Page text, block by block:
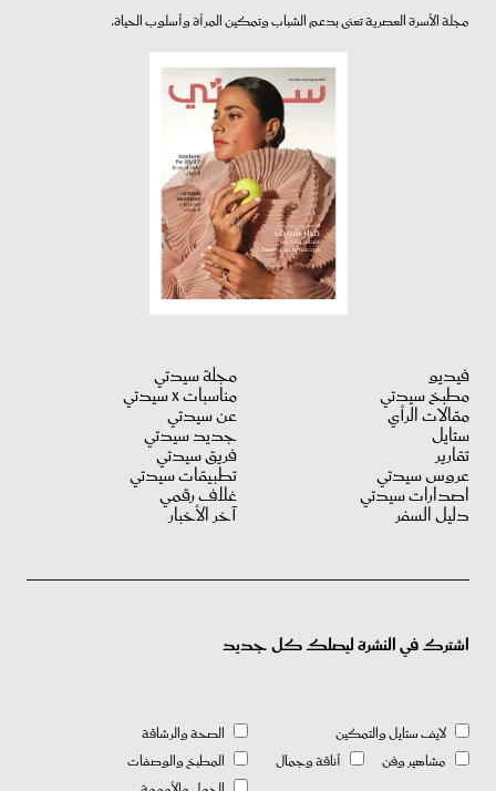
مجلة الأسرة العصرية تعنى بدعم الشباب وتمكين المرأة وأسلوب الحياة.
فيديو
مطبخ سيدتي
مقالات الرأي
ستايل
تقارير
عروس سيدتي
اصدارات سيدتي
دليل السفر
مجلة سيدتي
مناسبات X سيدتي
عن سيدتي
جديد سيدتي
فريق سيدتي
تطبيقات سيدتي
غلاف رقمي
آخر الأخبار
اشترك في النشرة ليصلك كل جديد
لايف ستايل والتمكين
مشاهير وفن
أناقة وجمال
الصحة والرشاقة
المطبخ والوصفات